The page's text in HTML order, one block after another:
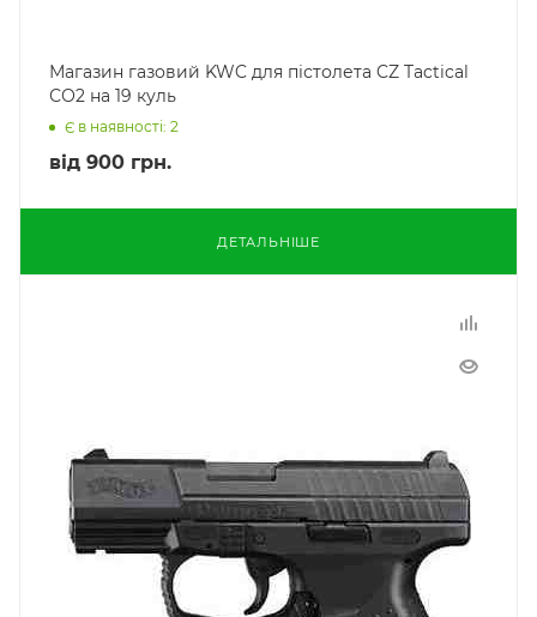
Магазин газовий KWC для пістолета CZ Tactical
СО2 на 19 куль
Є в наявності: 2
від 900 грн.
ДЕТАЛЬНІШЕ